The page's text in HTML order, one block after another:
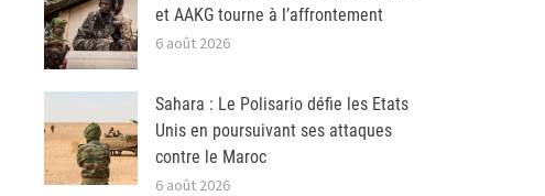
et AAKG tourne à l’affrontement
6 août 2026
Sahara : Le Polisario défie les Etats
Unis en poursuivant ses attaques
contre le Maroc
6 août 2026